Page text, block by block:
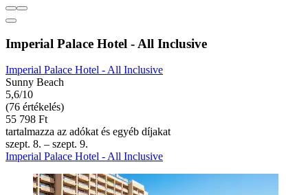
Imperial Palace Hotel - All Inclusive
Imperial Palace Hotel - All Inclusive
Sunny Beach
5,6/10
(76 értékelés)
55 798 Ft
tartalmazza az adókat és egyéb díjakat
szept. 8. – szept. 9.
Imperial Palace Hotel - All Inclusive